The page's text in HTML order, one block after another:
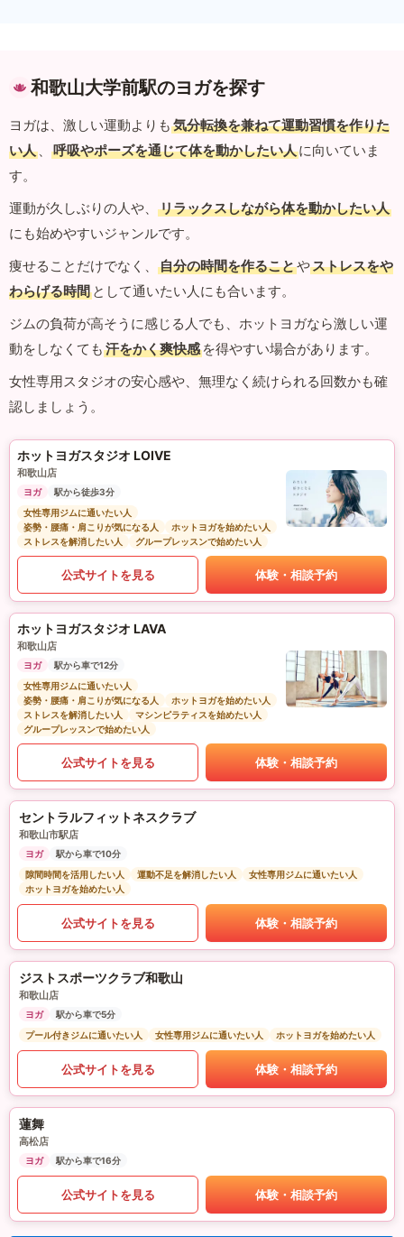
和歌山大学前駅のヨガを探す
ヨガは、激しい運動よりも 気分転換を兼ねて運動習慣を作りた
い人 、 呼吸やポーズを通じて体を動かしたい人に向いていま
す。
運動が久しぶりの人や、
リラックスしながら体を動かしたい人
にも始めやすいジャンルです。
痩せることだけでなく、
自分の時間を作ることやストレスをや
わらげる時間 として通いたい人にも合います。
ジムの負荷が高そうに感じる人でも、ホットヨガなら激しい運
動をしなくても 汗をかく爽快感 を得やすい場合があります。
女性専用スタジオの安心感や、無理なく続けられる回数かも確
認しましょう。
ホットヨガスタジオ LOIVE
和歌山店
ヨガ
駅から徒歩3分
女性専用ジムに通いたい人
姿勢・腰痛・肩こりが気になる人
ホットヨガを始めたい人
ストレスを解消したい人
グループレッスンで始めたい人
公式サイトを見る 体験・相談予約
ホットヨガスタジオ LAVA
和歌山店
ヨガ
駅から車で12分
女性専用ジムに通いたい人
姿勢・腰痛・肩こりが気になる人
ホットヨガを始めたい人
ストレスを解消したい人
マシンピラティスを始めたい人
グループレッスンで始めたい人
公式サイトを見る 体験・相談予約
セントラルフィットネスクラブ
和歌山市駅店
ヨガ
駅から車で10分
隙間時間を活用したい人
運動不足を解消したい人
女性専用ジムに通いたい人
ホットヨガを始めたい人
公式サイトを見る 体験・相談予約
ジストスポーツクラブ和歌山
和歌山店
ヨガ
駅から車で5分
プール付きジムに通いたい人
女性専用ジムに通いたい人 ホットヨガを始めたい人
公式サイトを見る 体験・相談予約
蓮舞
高松店
ヨガ 駅から車で16分
公式サイトを見る 体験・相談予約